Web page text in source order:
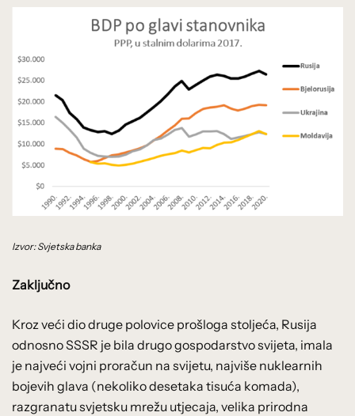
Izvor: Svjetska banka
Zaključno
Kroz veći dio druge polovice prošloga stoljeća, Rusija
odnosno SSSR je bila drugo gospodarstvo svijeta, imala
je najveći vojni proračun na svijetu, najviše nuklearnih
bojevih glava (nekoliko desetaka tisuća komada),
razgranatu svjetsku mrežu utjecaja, velika prirodna